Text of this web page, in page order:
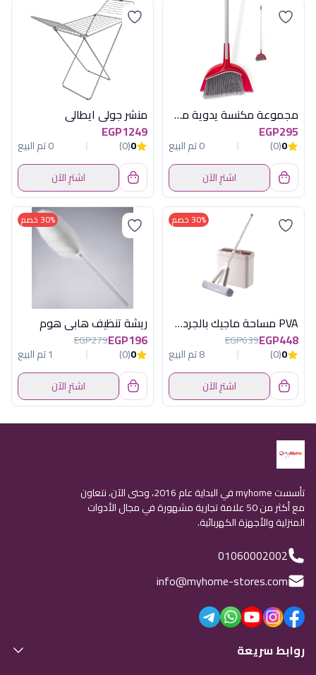
مجموعة مكنسة يدوية مع جاروف 30 سم من لياو موديل K130029
EGP295
0
(0)
0 تم البيع
اشترِ الآن
منشر جولى ايطالى
EGP1249
0
(0)
0 تم البيع
اشترِ الآن
30% خصم
PVA مساحة ماجيك بالجردل هابى هوم
EGP448
EGP639
0
(0)
8 تم البيع
اشترِ الآن
30% خصم
ريشة تنظيف هابى هوم
EGP196
EGP279
0
(0)
1 تم البيع
اشترِ الآن
تأسست myhome في البداية عام 2016، وحتى الآن، نتعاون
مع أكثر من 50 علامة تجارية مشهورة في مجال الأدوات
المنزلية والأجهزة الكهربائية.
01060002002
info@myhome-stores.com
روابط سريعة